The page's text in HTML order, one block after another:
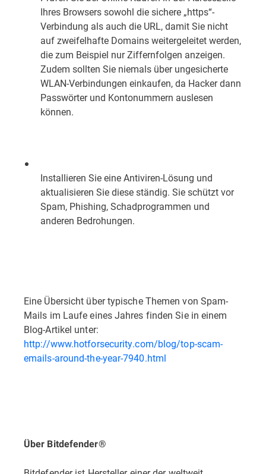
Ihres Browsers sowohl die sichere „https“-
Verbindung als auch die URL, damit Sie nicht
auf zweifelhafte Domains weitergeleitet werden,
die zum Beispiel nur Ziffernfolgen anzeigen.
Zudem sollten Sie niemals über ungesicherte
WLAN-Verbindungen einkaufen, da Hacker dann
Passwörter und Kontonummern auslesen
können.
Installieren Sie eine Antiviren-Lösung und
aktualisieren Sie diese ständig. Sie schützt vor
Spam, Phishing, Schadprogrammen und
anderen Bedrohungen.
Eine Übersicht über typische Themen von Spam-
Mails im Laufe eines Jahres finden Sie in einem
Blog-Artikel unter:
http://www.hotforsecurity.com/blog/top-scam-
emails-around-the-year-7940.html
Über Bitdefender®